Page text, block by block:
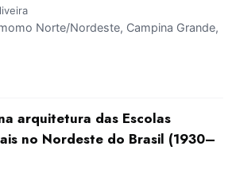
Norte/Nordeste, Campina Grande,
arquitetura das Escolas
no Nordeste do Brasil (1930–